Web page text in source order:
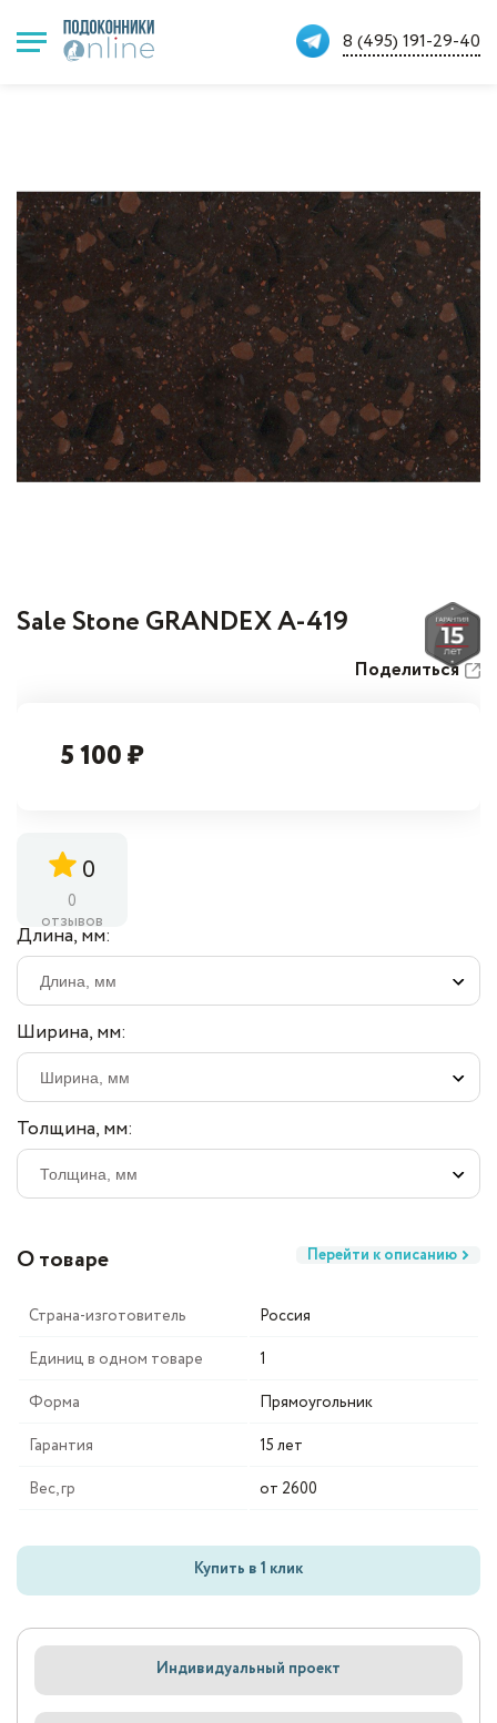
8 (495) 191-29-40
Sale Stone GRANDEX A-419
Поделиться
5 100 ₽
0
0
отзывов
Длина, мм:
Ширина, мм:
Толщина, мм:
О товаре Перейти к описанию
Страна-изготовитель
Россия
Единиц в одном товаре
1
Форма
Прямоугольник
Гарантия
15 лет
Вес, гр
от 2600
Купить в 1 клик
Индивидуальный проект